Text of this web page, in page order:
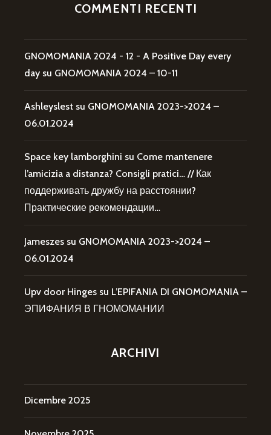
COMMENTI RECENTI
GNOMOMANIA 2024 - 12 - A Positive Day every
day su GNOMOMANIA 2024 – 10-11
Ashleyslest su GNOMOMANIA 2023->2024 –
06.01.2024
Space key lamborghini su Come mantenere
l’amicizia a distanza? Consigli pratici… // Как
поддерживать дружбу на расстоянии?
Практические рекомендации…
Jameszes su GNOMOMANIA 2023->2024 –
06.01.2024
Upv door Hinges su L’EPIFANIA DI GNOMOMANIA –
ЭПИФАНИЯ В ГНОМОМАНИИ
ARCHIVI
Dicembre 2025